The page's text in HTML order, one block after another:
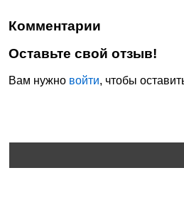
Комментарии
Оставьте свой отзыв!
Вам нужно войти, чтобы